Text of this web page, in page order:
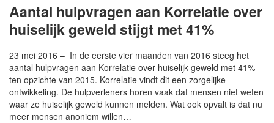
Aantal hulpvragen aan Korrelatie over
huiselijk geweld stijgt met 41%
23 mei 2016 – In de eerste vier maanden van 2016 steeg het
aantal hulpvragen aan Korrelatie over huiselijk geweld met 41%
ten opzichte van 2015. Korrelatie vindt dit een zorgelijke
ontwikkeling. De hulpverleners horen vaak dat mensen niet weten
waar ze huiselijk geweld kunnen melden. Wat ook opvalt is dat nu
meer mensen anoniem willen…